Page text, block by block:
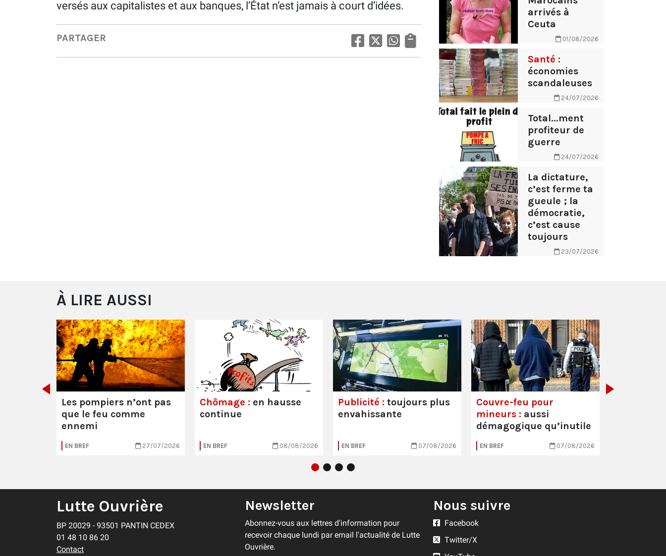
versés aux capitalistes et aux banques, l’État n’est jamais à court d’idées.
PARTAGER
arrivés à
Ceuta
01/08/2026
Santé :
économies
scandaleuses
24/07/2026
Total...ment
profiteur de
guerre
24/07/2026
La dictature,
c’est ferme ta
gueule ; la
démocratie,
c’est cause
toujours
23/07/2026
À LIRE AUSSI
Les pompiers n’ont pas
que le feu comme
ennemi
EN BREF 27/07/2026
Chômage : en hausse
continue
EN BREF 08/08/2026
Publicité : toujours plus
envahissante
EN BREF 07/08/2026
Couvre-feu pour
mineurs : aussi
démagogique qu’inutile
EN BREF 07/08/2026
Lutte Ouvrière
BP 20029 - 93501 PANTIN CEDEX
01 48 10 86 20
Contact
Newsletter
Abonnez-vous aux lettres d'information pour
recevoir chaque lundi par email l'actualité de Lutte
Ouvrière.
Nous suivre
Facebook
Twitter/X